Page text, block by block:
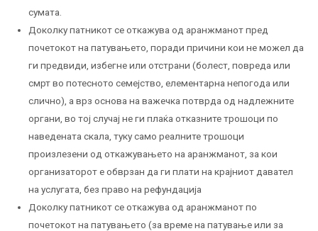
сумата.
Доколку патникот се откажува од аранжманот пред
почетокот на патувањето, поради причини кои не можел да
ги предвиди, избегне или отстрани (болест, повреда или
смрт во потесното семејство, елементарна непогода или
слично), а врз основа на важечка потврда од надлежните
органи, во тој случај не ги плаќа отказните трошоци по
наведената скала, туку само реалните трошоци
произлезени од откажувањето на аранжманот, за кои
организаторот е обврзан да ги плати на крајниот давател
на услугата, без право на рефундација
Доколку патникот се откажува од аранжманот по
почетокот на патувањето (за време на патување или за